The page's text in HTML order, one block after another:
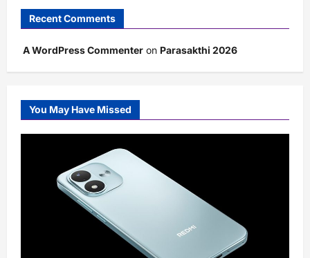
Recent Comments
A WordPress Commenter on Parasakthi 2026
You May Have Missed